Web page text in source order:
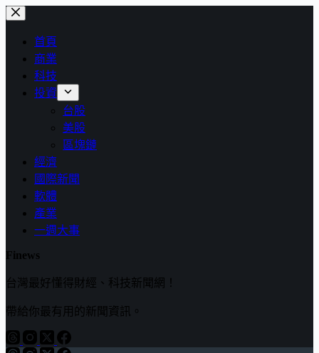
跳
首頁
商業
科技
投資
台股
美股
區塊鏈
經濟
國際新聞
軟體
產業
一週大事
Finews
台灣最好懂得財經、科技新聞網！
帶給你最有用的新聞資訊。